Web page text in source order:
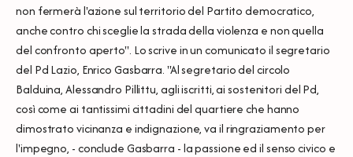
non fermerà l'azione sul territorio del Partito democratico,
anche contro chi sceglie la strada della violenza e non quella
del confronto aperto". Lo scrive in un comunicato il segretario
del Pd Lazio, Enrico Gasbarra. "Al segretario del circolo
Balduina, Alessandro Pillittu, agli iscritti, ai sostenitori del Pd,
così come ai tantissimi cittadini del quartiere che hanno
dimostrato vicinanza e indignazione, va il ringraziamento per
l'impegno, - conclude Gasbarra - la passione ed il senso civico e